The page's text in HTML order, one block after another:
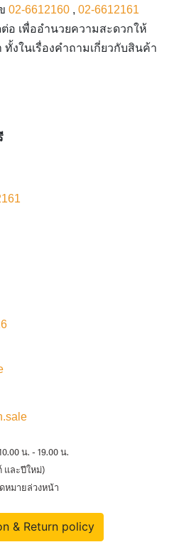
02-6612160 , 02-6612161
อ เพื่ออำนวยความสะดวกให้
งในเรื่องคำถามเกี่ยวกับสินค้า
น. - 19.00 น.
และปีใหม่)
หมายล่วงหน้า
& Return policy